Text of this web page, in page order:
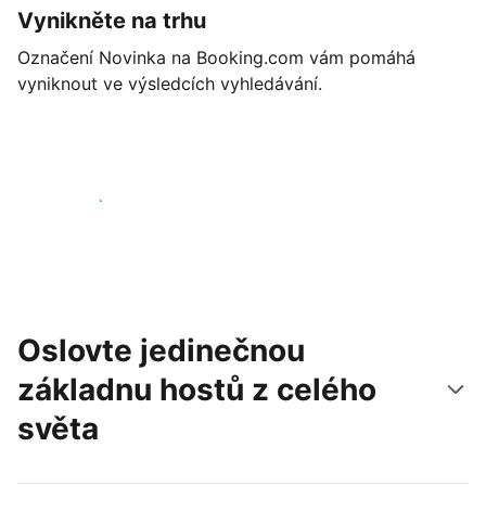
Vynikněte na trhu
Označení Novinka na Booking.com vám pomáhá
vyniknout ve výsledcích vyhledávání.
Začít ještě dnes
Oslovte jedinečnou
základnu hostů z celého
světa